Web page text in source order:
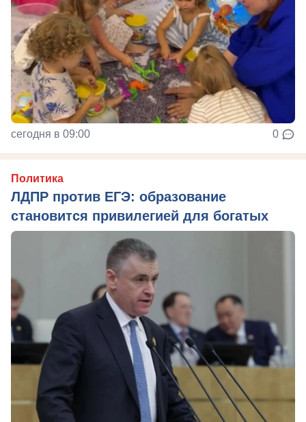
сегодня в 09:00 0
Политика
ЛДПР против ЕГЭ: образование
становится привилегией для богатых